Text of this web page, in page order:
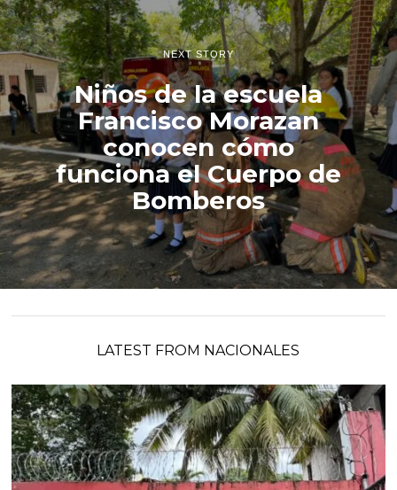
NEXT STORY
Niños de la escuela
Francisco Morazan
conocen cómo
funciona el Cuerpo de
Bomberos
LATEST FROM NACIONALES